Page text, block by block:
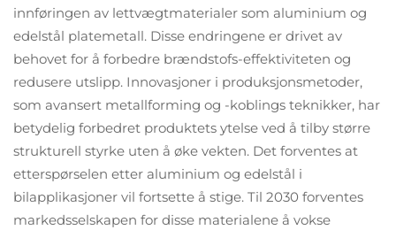
innføringen av lettvægtmaterialer som aluminium og
edelstål platemetall. Disse endringene er drivet av
behovet for å forbedre brændstofs-effektiviteten og
redusere utslipp. Innovasjoner i produksjonsmetoder,
som avansert metallforming og -koblings teknikker, har
betydelig forbedret produktets ytelse ved å tilby større
strukturell styrke uten å øke vekten. Det forventes at
etterspørselen etter aluminium og edelstål i
bilapplikasjoner vil fortsette å stige. Til 2030 forventes
markedsselskapen for disse materialene å vokse